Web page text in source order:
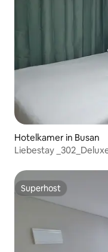
Hotelkamer in Busan
Liebestay
Nachtmarkt 5 minuten
Superhost
Superhost